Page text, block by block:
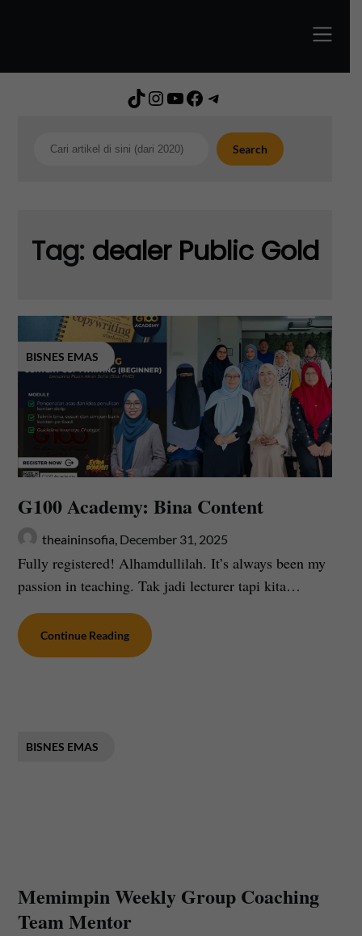
TikTok
Instagram
YouTube
Facebook
Telegram
Search Search
Tag: dealer Public Gold
BISNES EMAS
G100 Academy: Bina Content
theaininsofia, December 31, 2025
Fully registered! Alhamdullilah. It’s always been my
passion in teaching. Tak jadi lecturer tapi kita…
Continue Reading
BISNES EMAS
Memimpin Weekly Group Coaching
Team Mentor